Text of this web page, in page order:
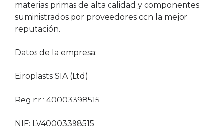
materias primas de alta calidad y componentes
suministrados por proveedores con la mejor
reputación.
Datos de la empresa:
Eiroplasts SIA (Ltd)
Reg.nr.: 40003398515
NIF: LV40003398515